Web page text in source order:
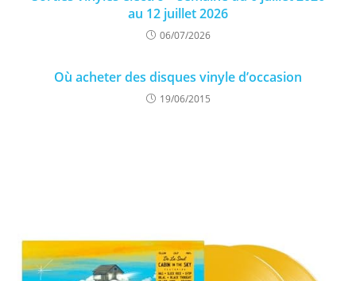
au 12 juillet 2026
06/07/2026
Où acheter des disques vinyle d’occasion
19/06/2015